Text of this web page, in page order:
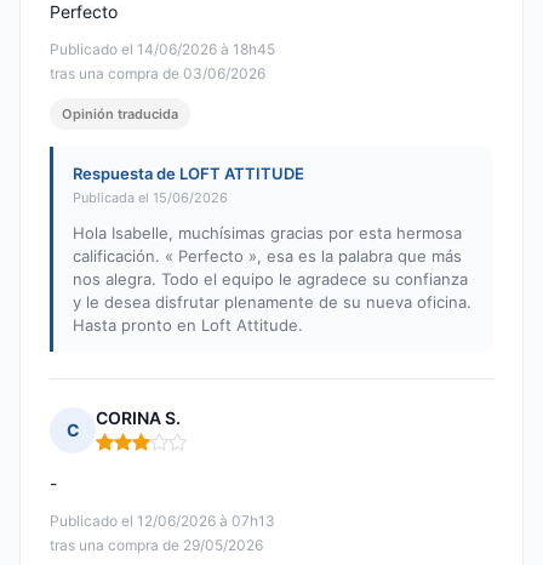
Publicado el 14/06/2026 à 18h45
tras una compra de 03/06/2026
Perfecto
Opinión traducida
Respuesta de LOFT ATTITUDE
Publicada el 15/06/2026
Hola Isabelle, muchísimas gracias por esta hermosa
calificación. « Perfecto », esa es la palabra que más
nos alegra. Todo el equipo le agradece su confianza
y le desea disfrutar plenamente de su nueva oficina.
Hasta pronto en Loft Attitude.
C
CORINA S.
Nota: 3 de 5
Publicado el 12/06/2026 à 07h13
tras una compra de 29/05/2026
-